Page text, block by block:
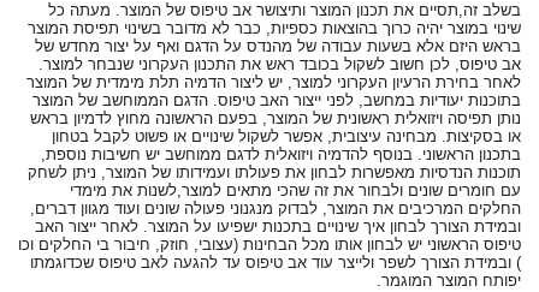
בשלב זה,תסיים את תכנון המוצר ותיצושר אב טיפוס של המוצר. מעתה כל
שינוי במוצר יהיה כרוך בהוצאות כספיות, כבר לא מדובר בשינוי תפיסת המוצר
בראש היזם אלא בשעות עבודה של מהנדס על הדגם ואף על יצור מחדש של
אב טיפוס, לכן חשוב לשקול בכובד ראש את התכנון העקרוני שנבחר למוצר.
לאחר בחירת הרעיון העקרוני למוצר, יש ליצור הדמיה תלת מימדית של המוצר
בתוכנות יעודיות במחשב, לפני ייצור האב טיפוס. הדגם הממוחשב של המוצר
נותן תפיסה ויזואלית ראשונית של המוצר, בפעם הראשונה מחוץ לדמיון בראש
או בסקיצות. מבחינה עיצובית, אפשר לשקול שינויים או פשוט לקבל בטחון
בתכנון הראשוני. בנוסף להדמיה ויזואלית לדגם ממוחשב יש חשיבות נוספת,
תוכנות הנדסיות מאפשרות לבחון את פעולתו ועמידותו של המוצר, ניתן לשחק
עם חומרים שונים ולבחור את זה שהכי מתאים למוצר,לשנות את מימדי
החלקים המרכיבים את המוצר, לבדוק מנגנוני פעולה שונים ועוד מגוון דברים,
ובמידת הצורך לבחון איך שינויים בתכנות ישפיעו על המוצר. לאחר ייצור האב
טיפוס הראשוני יש לבחון אותו מכל הבחינות (עצובי, חוזק, חיבור בי החלקים וכו
) ובמידת הצורך לשפר ולייצר עוד אב טיפוס עד להגעה לאב טיפוס שכדוגמתו
יפותח המוצר המוגמר.